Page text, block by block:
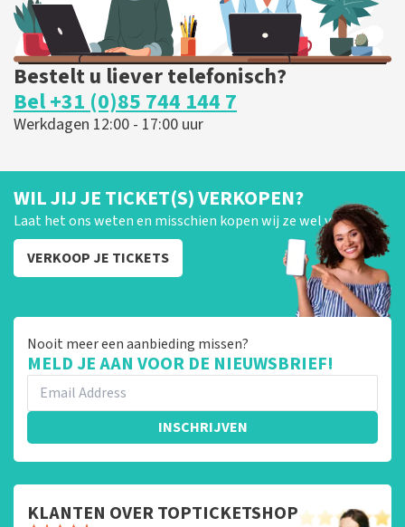
Bestelt u liever telefonisch?
Bel +31 (0)85 744 144 7
Werkdagen 12:00 - 17:00 uur
WIL JIJ JE TICKET(S) VERKOPEN?
Laat het ons weten en misschien kopen wij ze wel van je!
VERKOOP JE TICKETS
Nooit meer een aanbieding missen?
MELD JE AAN VOOR DE NIEUWSBRIEF!
INSCHRIJVEN
KLANTEN OVER TOPTICKETSHOP